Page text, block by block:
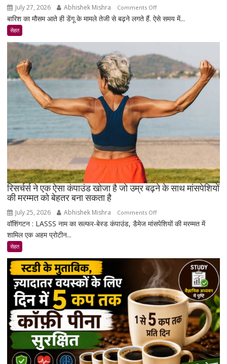
July 27, 2026 Abhishek Mishra Comments Offon
टाइप-2
वाले
सावधान
!
बारिश का मौसम आते ही डेंगू के मामले तेजी से बढ़ने लगते हैं. ऐसे समय में...
सेहत
रिसर्चर्स ने एक ऐसा कंपाउंड खोजा है जो उम्र बढ़ने के साथ मांसपेशियों
की मरम्मत को बेहतर बना सकता है
July 25, 2026 Abhishek Mishra Comments Offon
रिसर्चर्स
ऐसा
कंपाउंड
खोजा
है
जो
बढ़ने
के
साथ
मांसपेशियों
वॉशिंगटन : LASSS नाम का सल्फर-बेस्ड कंपाउंड, डैमेज मांसपेशियों की मरम्मत में
शामिल एक अहम प्रोटीन...
सेहत